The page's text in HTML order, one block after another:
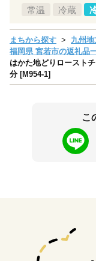
常温 冷蔵
まちから探す 九州地
福岡県 宮若市の返礼品
はかた地どりロースト
分 [M954-1]
こ